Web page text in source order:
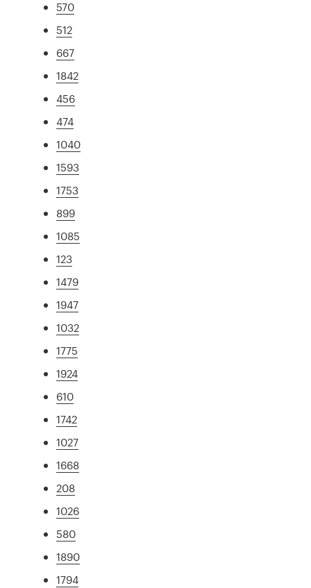
570
512
667
1842
456
474
1040
1593
1753
899
1085
123
1479
1947
1032
1775
1924
610
1742
1027
1668
208
1026
580
1890
1794